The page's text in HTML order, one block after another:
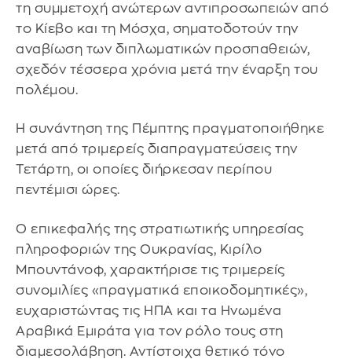
τη συμμετοχή ανώτερων αντιπροσωπειών από
το Κίεβο και τη Μόσχα, σηματοδοτούν την
αναβίωση των διπλωματικών προσπαθειών,
σχεδόν τέσσερα χρόνια μετά την έναρξη του
πολέμου.
Η συνάντηση της Πέμπτης πραγματοποιήθηκε
μετά από τριμερείς διαπραγματεύσεις την
Τετάρτη, οι οποίες διήρκεσαν περίπου
πεντέμισι ώρες.
Ο επικεφαλής της στρατιωτικής υπηρεσίας
πληροφοριών της Ουκρανίας, Κιρίλο
Μπουντάνοφ, χαρακτήρισε τις τριμερείς
συνομιλίες «πραγματικά εποικοδομητικές»,
ευχαριστώντας τις ΗΠΑ και τα Ηνωμένα
Αραβικά Εμιράτα για τον ρόλο τους στη
διαμεσολάβηση. Αντίστοιχα θετικό τόνο